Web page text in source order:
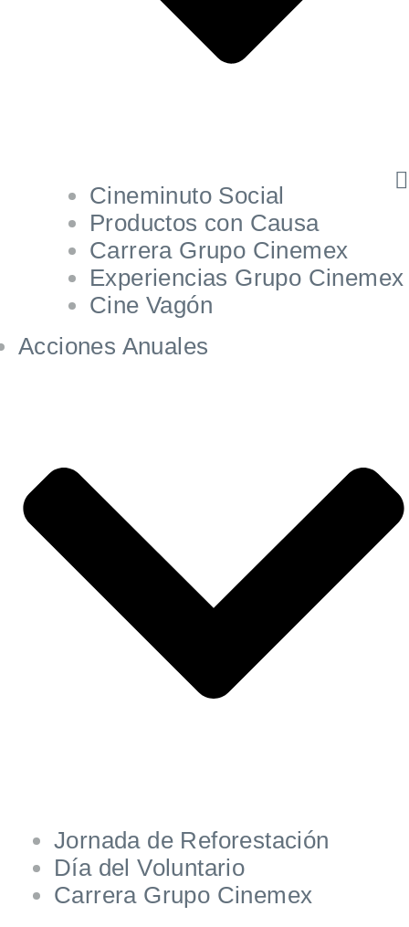
Cineminuto Social
Productos con Causa
Carrera Grupo Cinemex
Experiencias Grupo Cinemex
Cine Vagón
Acciones Anuales
Jornada de Reforestación
Día del Voluntario
Carrera Grupo Cinemex